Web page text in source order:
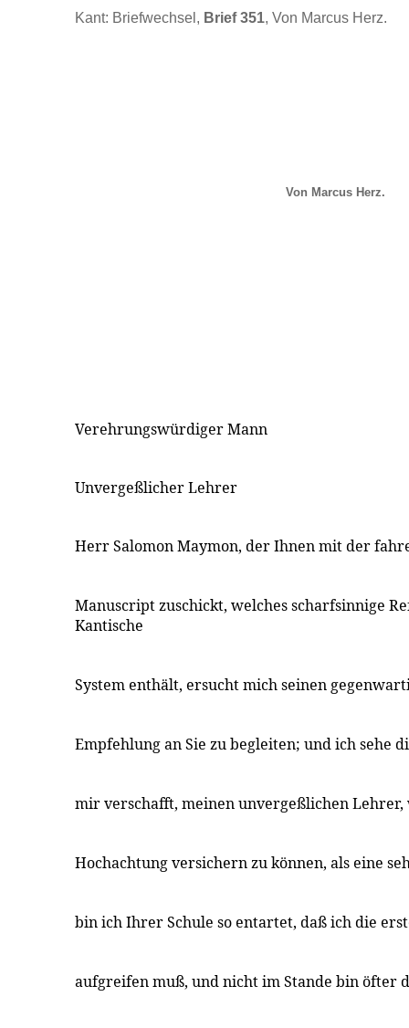
Kant: Briefwechsel, Brief 351, Von Marcus Herz.
Von Marcus Herz.
Verehrungswürdiger Mann
Unvergeßlicher Lehrer
Herr Salomon Maymon, der Ihnen mit der
Manuscript zuschickt, welches scharfsinnige
Kantische
System enthält, ersucht mich seinen
Empfehlung an Sie zu begleiten; und ich sehe
mir verschafft, meinen unvergeßlichen
Hochachtung versichern zu können, als eine
bin ich Ihrer Schule so entartet, daß ich die
aufgreifen muß, und nicht im Stande bin öfter